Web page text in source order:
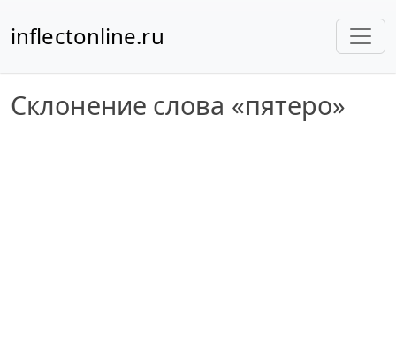
inflectonline.ru
Склонение слова «пятеро»